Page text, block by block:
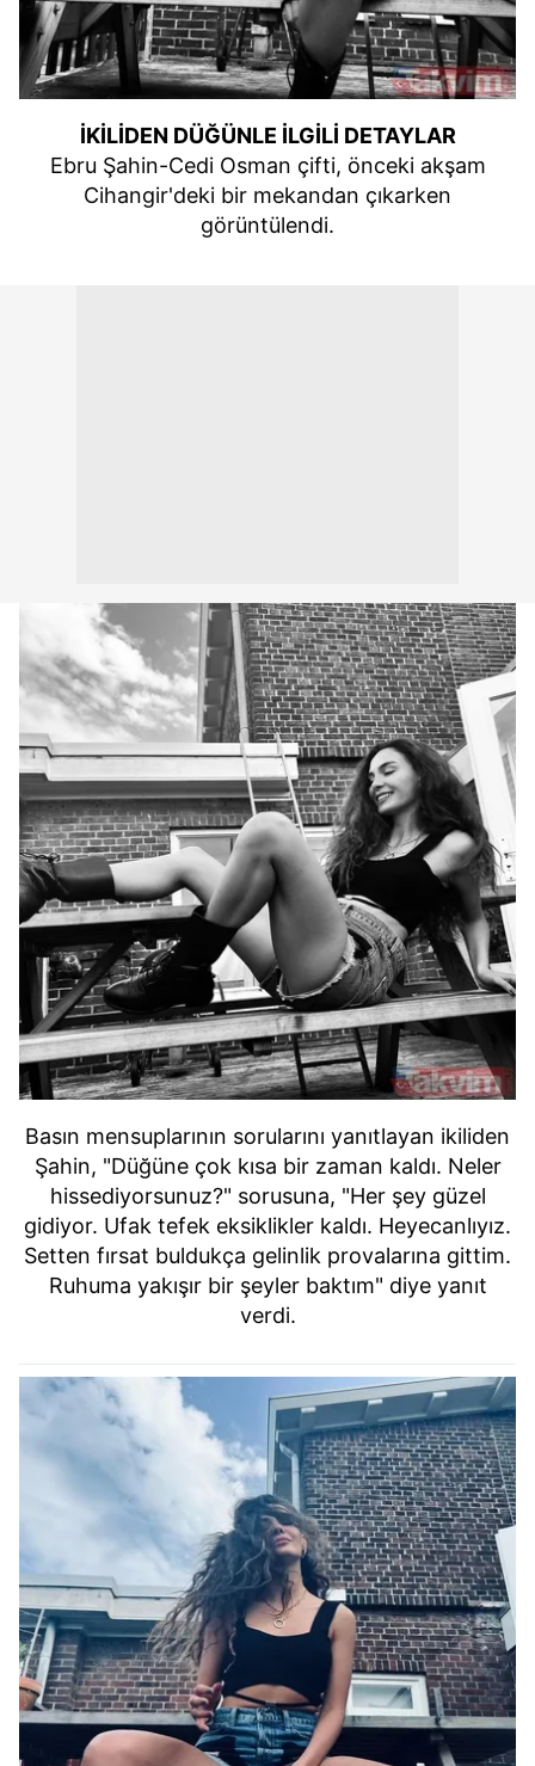
Metnimiziziyaret edebilirsiniz.
6698 sayılı Kişisel Verilerin Korunması Kanunu uyarınca
hazırlanmış Aydınlatma Metnimizi okumak ve sitemizde
ilgili mevzuata uygun olarak kullanılan çerezlerle ilgili bilgi
almak için lütfen
tıklayınız
İKİLİDEN DÜĞÜNLE İLGİLİ DETAYLAR
Ebru Şahin-Cedi Osman çifti, önceki akşam
Cihangir'deki bir mekandan çıkarken
görüntülendi.
Basın mensuplarının sorularını yanıtlayan ikiliden
Şahin, "Düğüne çok kısa bir zaman kaldı. Neler
hissediyorsunuz?" sorusuna, "Her şey güzel
gidiyor. Ufak tefek eksiklikler kaldı. Heyecanlıyız.
Setten fırsat buldukça gelinlik provalarına gittim.
Ruhuma yakışır bir şeyler baktım" diye yanıt
verdi.